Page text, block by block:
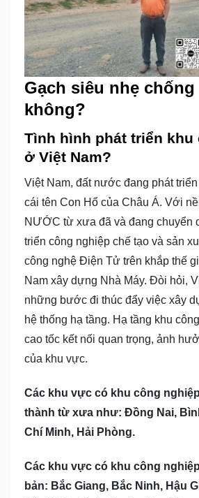
Gạch siêu nhẹ
không?
Tình hình phát triển khu
ở Việt Nam?
Việt Nam, đất nước đang phát
cái tên Con Hổ của Châu Á. Với
NƯỚC từ xưa đã và đang chuyển
triển công nghiệp chế tạo và sản
công nghệ Điện Tử trên khắp thế
Nam xây dựng Nhà Máy. Đòi hỏi,
những bước đi thúc đẩy việc xây
hệ thống hạ tầng. Hạ tầng khu
cao tốc kết nối quan trọng, ảnh
của khu vực.
Các khu vực có khu công
thành từ xưa như: Đồng Nai,
Chí Minh, Hải Phòng.
Các khu vực có khu công
bản: Bắc Giang, Bắc Ninh, Hậu